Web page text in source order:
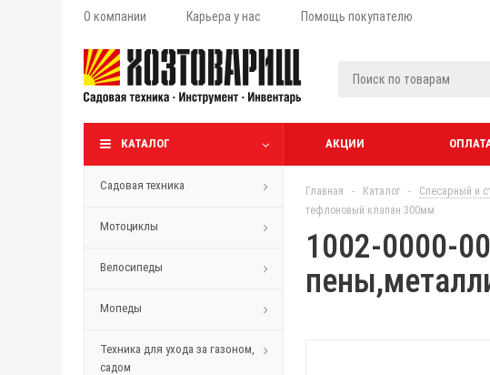
О компании Карьера у нас Помощь покупателю
КАТАЛОГ АКЦИИ
Садовая техника
Мотоциклы
Велосипеды
Мопеды
Техника для ухода за газоном,
садом
Главная - Каталог - Слесарный и
тефлоновый клапан 300мм
1002-0000-